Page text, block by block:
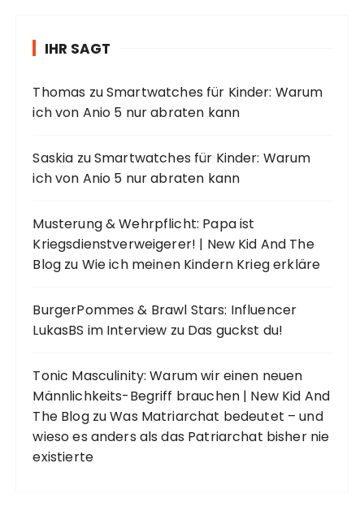
IHR SAGT
Thomas zuSmartwatches für Kinder: Warum
ich von Anio 5 nur abraten kann
Saskia zuSmartwatches für Kinder: Warum
ich von Anio 5 nur abraten kann
Musterung & Wehrpflicht: Papa ist
Kriegsdienstverweigerer! | New Kid And The
Blog zu Wie ich meinen Kindern Krieg erkläre
BurgerPommes & Brawl Stars: Influencer
LukasBS im Interview zu Das guckst du!
Tonic Masculinity: Warum wir einen neuen
Männlichkeits-Begriff brauchen | New Kid And
The BlogzuWas Matriarchat bedeutet – und
wieso es anders als das Patriarchat bisher nie
existierte